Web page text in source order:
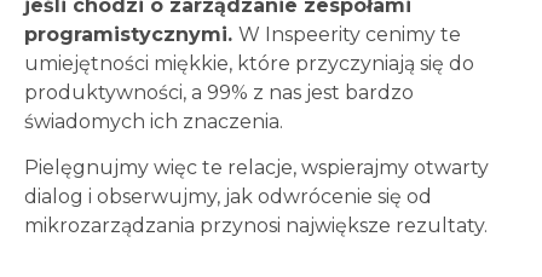
jeśli chodzi o zarządzanie zespołami
programistycznymi. W Inspeerity cenimy te
umiejętności miękkie, które przyczyniają się do
produktywności, a 99% z nas jest bardzo
świadomych ich znaczenia.
Pielęgnujmy więc te relacje, wspierajmy otwarty
dialog i obserwujmy, jak odwrócenie się od
mikrozarządzania przynosi największe rezultaty.